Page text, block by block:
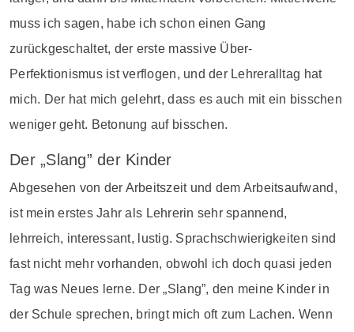
muss ich sagen, habe ich schon einen Gang
zurückgeschaltet, der erste massive Über-
Perfektionismus ist verflogen, und der Lehreralltag hat
mich. Der hat mich gelehrt, dass es auch mit ein bisschen
weniger geht. Betonung auf bisschen.
Der „Slang” der Kinder
Abgesehen von der Arbeitszeit und dem Arbeitsaufwand,
ist mein erstes Jahr als Lehrerin sehr spannend,
lehrreich, interessant, lustig. Sprachschwierigkeiten sind
fast nicht mehr vorhanden, obwohl ich doch quasi jeden
Tag was Neues lerne. Der „Slang”, den meine Kinder in
der Schule sprechen, bringt mich oft zum Lachen. Wenn